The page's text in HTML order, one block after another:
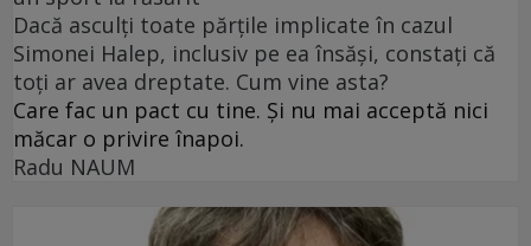
Dacă asculți toate părțile implicate în cazul
Simonei Halep, inclusiv pe ea însăși, constați că
toți ar avea dreptate. Cum vine asta?
Care fac un pact cu tine. Și nu mai acceptă nici
măcar o privire înapoi.
Radu NAUM